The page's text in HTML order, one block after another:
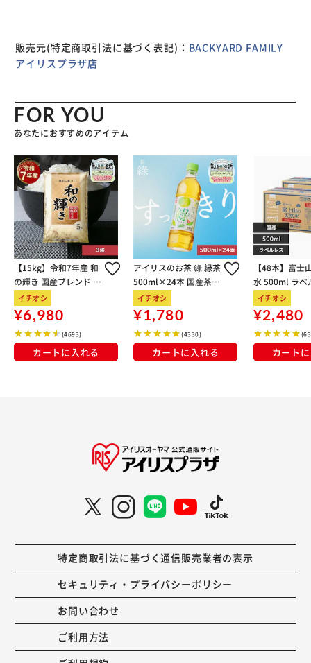
販売元(特定商取引法に基づく表記)： BACKYARD FAMILY
アイリスプラザ店
FOR YOU
あなたにおすすめのアイテム
【15kg】令和7年産 和
の輝き 国産ブレンド 5
kg×3袋
イチオシ
¥6,980
(4693)
カートに入れる
アイリスのお茶 綠 緑茶
500ml×24本 国産茶葉
100％使用
イチオシ
¥1,780
(4330)
カートに入れる
【48本】富士
水 500ml ラベ
イチオシ
¥2,480
カート
特定商取引法に基づく通信販売業者の表示
セキュリティ・プライバシーポリシー
お問い合わせ
ご利用方法